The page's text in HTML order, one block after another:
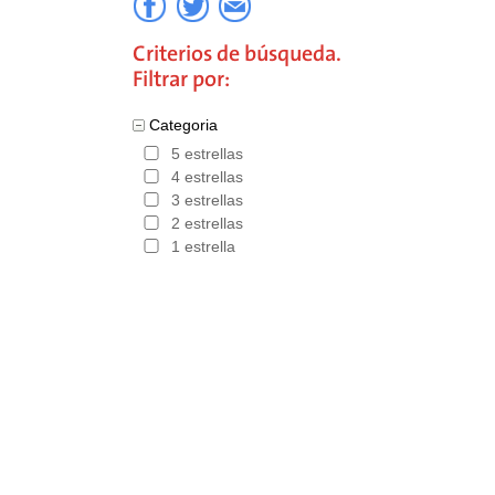
Criterios de búsqueda.
Filtrar por:
Categoria
5 estrellas
4 estrellas
3 estrellas
2 estrellas
1 estrella